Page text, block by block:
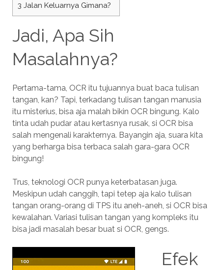
3 Jalan Keluarnya Gimana?
Jadi, Apa Sih
Masalahnya?
Pertama-tama, OCR itu tujuannya buat baca tulisan
tangan, kan? Tapi, terkadang tulisan tangan manusia
itu misterius, bisa aja malah bikin OCR bingung. Kalo
tinta udah pudar atau kertasnya rusak, si OCR bisa
salah mengenali karakternya. Bayangin aja, suara kita
yang berharga bisa terbaca salah gara-gara OCR
bingung!
Trus, teknologi OCR punya keterbatasan juga.
Meskipun udah canggih, tapi tetep aja kalo tulisan
tangan orang-orang di TPS itu aneh-aneh, si OCR bisa
kewalahan. Variasi tulisan tangan yang kompleks itu
bisa jadi masalah besar buat si OCR, gengs.
Efek